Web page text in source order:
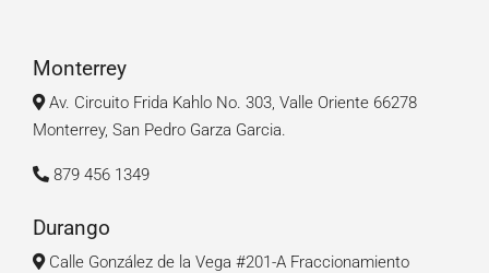
Monterrey
Av. Circuito Frida Kahlo No. 303, Valle Oriente 66278
Monterrey, San Pedro Garza Garcia.
879 456 1349
Durango
Calle González de la Vega #201-A Fraccionamiento